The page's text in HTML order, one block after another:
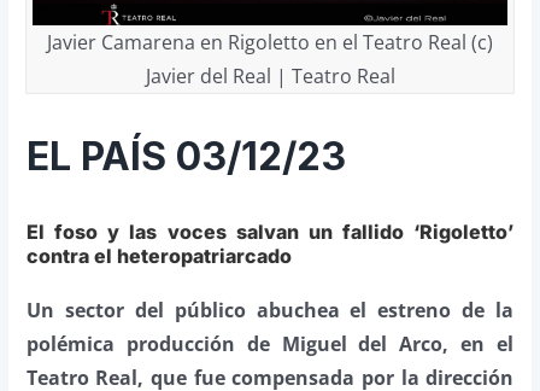
Javier Camarena en Rigoletto en el Teatro Real (c)
Javier del Real | Teatro Real
EL PAÍS 03/12/23
El foso y las voces salvan un fallido ‘Rigoletto’
contra el heteropatriarcado
Un sector del público abuchea el estreno de la
polémica producción de Miguel del Arco, en el
Teatro Real, que fue compensada por la dirección